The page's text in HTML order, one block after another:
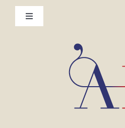
Toggle
Mentions légales